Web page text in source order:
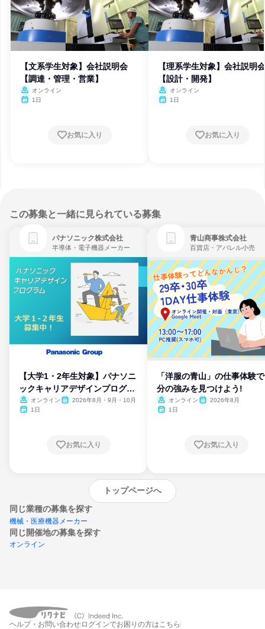
【文系学生対象】会社説明会
【調達・管理・営業】
オンライン
1日
お気に入り
【理系学生対象】会社説明会
【設計・開発】
オンライン
1日
お気に入り
この募集と一緒に見られている募集
パナソニック株式会社
半導体・電子機器メーカー
【大学1・2年生対象】パナソニ
ックキャリアデザインプログラ
ム
オンライン
2026年8月・9月・10月
1日
お気に入り
青山商事株式会社
百貨店・アパレル小売
「洋服の青山」の仕事体験
分の強みを見つけよう!
オンライン
2026年8月
1日
お気に入り
トップページへ
同じ業種の募集を探す
機械・医療機器メーカー
同じ開催地の募集を探す
オンライン
エントリーするとプログラムの詳細案内を
受け取れるようになります
ヘルプ・お問い合わせ ログインでお困りの方はこちら